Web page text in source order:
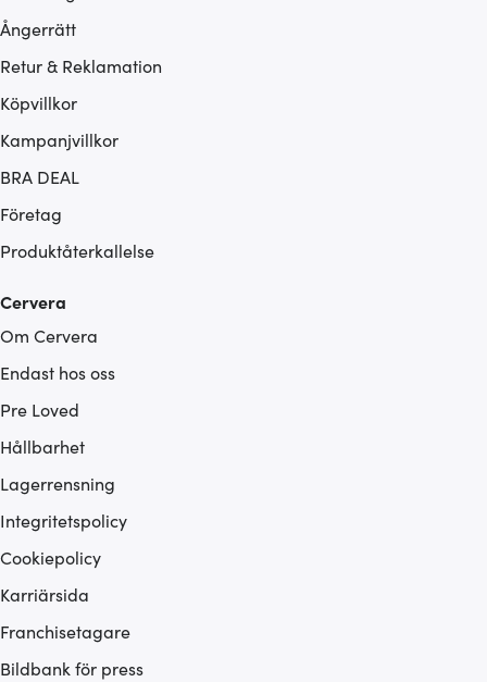
Ångerrätt
Retur & Reklamation
Köpvillkor
Kampanjvillkor
BRA DEAL
Företag
Produktåterkallelse
Cervera
Om Cervera
Endast hos oss
Pre Loved
Hållbarhet
Lagerrensning
Integritetspolicy
Cookiepolicy
Karriärsida
Franchisetagare
Bildbank för press